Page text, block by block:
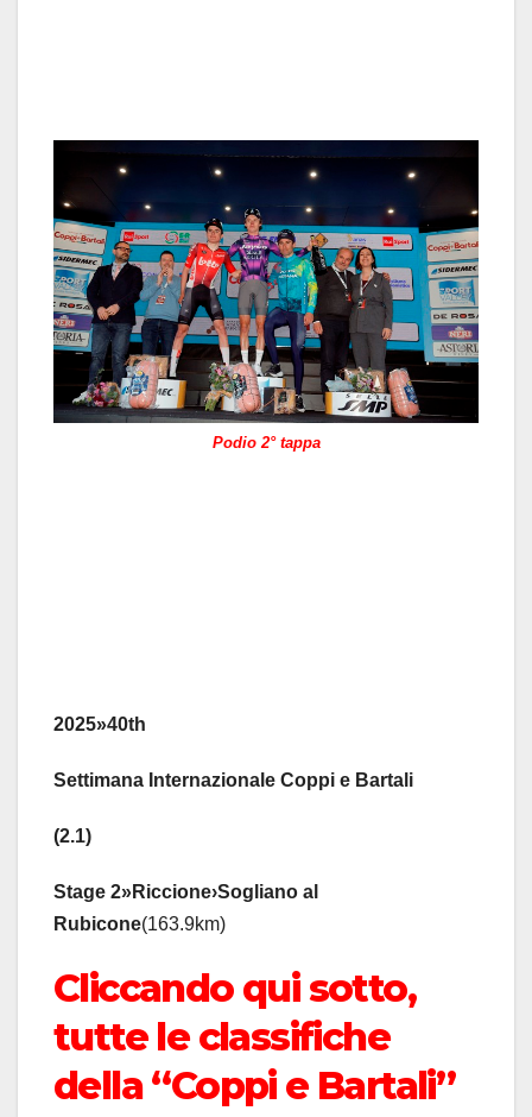
Podio 2° tappa
2025»40th
Settimana Internazionale Coppi e Bartali
(2.1)
Stage 2»Riccione›Sogliano al
Rubicone(163.9km)
Cliccando qui sotto,
tutte le classifiche
della “Coppi e Bartali”